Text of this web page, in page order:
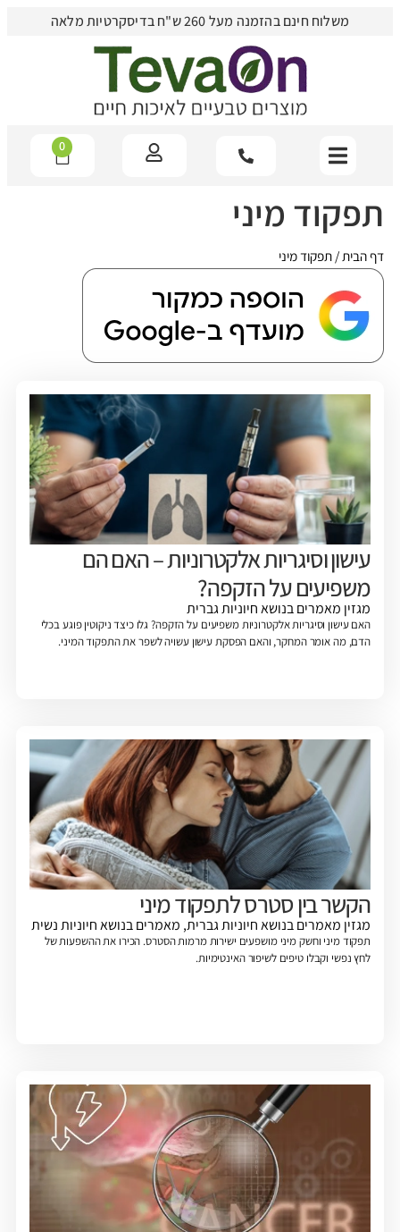
משלוח חינם בהזמנה מעל 260 ש"ח בדיסקרטיות מלאה
0
תפקוד מיני
דף הבית/ תפקוד מיני
עישון וסיגריות אלקטרוניות – האם הם
משפיעים על הזקפה?
מגזין מאמרים בנושא חיוניות גברית
האם עישון וסיגריות אלקטרוניות משפיעים על הזקפה? גלו כיצד ניקוטין פוגע בכלי
הדם, מה אומר המחקר, והאם הפסקת עישון עשויה לשפר את התפקוד המיני.
הקשר בין סטרס לתפקוד מיני
מגזין מאמרים בנושא חיוניות גברית, מאמרים בנושא חיוניות נשית
תפקוד מיני וחשק מיני מושפעים ישירות מרמות הסטרס. הכירו את ההשפעות של
לחץ נפשי וקבלו טיפים לשיפור האינטימיות.